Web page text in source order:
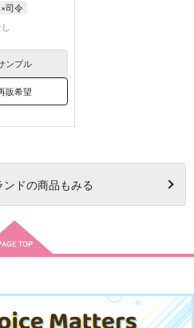
司令
ビームス
ンプル
販希望
ンドの商品もみる